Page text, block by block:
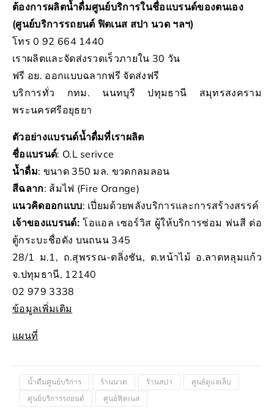
ต้องการผลิตน้ำดื่มศูนย์บริการในชื่อแบรนด์ของตนเอง
(ศูนย์บริการรถยนต์ ฟิตเนส สปา นวด ฯลฯ)
โทร 0 92 664 1440
เราผลิตและจัดส่งรวดเร็วภายใน 30 วัน
ฟรี อย. ออกแบบฉลากฟรี จัดส่งฟรี
บริการทั่ว กทม. นนทบุรี ปทุมธานี สมุทรสงคราม
พระนครศรีอยุธยา
ตัวอย่างแบรนด์น้ำดื่มที่เราผลิต
ชื่อแบรนด์: O.L serivce
น้ำดื่ม: ขนาด 350 มล. ขวดกลมลอน
สีฉลาก: ส้มไฟ (Fire Orange)
แนวคิดออกแบบ: เปี่ยมด้วยพลังบริการและการสร้างสรรค์
เจ้าของแบรนด์:โอแอล เซอร์วิส ผู้ให้บริการซ่อม พ่นสี ต่อ
ตู้กระบะชื่อดัง บนถนน 345
28/1 ม.1, ถ.สุพรรณ-ตลิ่งชัน, ต.หน้าไม้ อ.ลาดหลุมแก้ว
จ.ปทุมธานี, 12140
02 979 3338
ข้อมูลเพิ่มเติม
แผนที่
น้ำดื่มศูนย์บริการ ร้านนวด ร้านสปา
ศูนย์ดูแลเล็บ
ศูนย์บริการรถยนต์
ศูนย์ฟิตเนส